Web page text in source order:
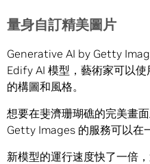
量身自訂精美圖片
Generative AI by Getty
Edify AI 模型，藝術家可以
的構圖和風格。
想要在斐濟珊瑚礁的完美畫
Getty Images 的服務可以在
新模型的運行速度快了一倍